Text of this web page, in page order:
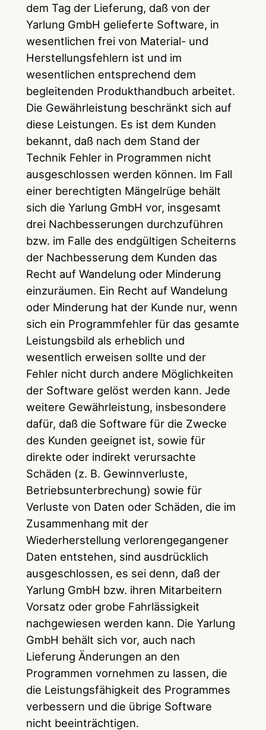
dem Tag der Lieferung, daß von der
Yarlung GmbH gelieferte Software, in
wesentlichen frei von Material- und
Herstellungsfehlern ist und im
wesentlichen entsprechend dem
begleitenden Produkthandbuch arbeitet.
Die Gewährleistung beschränkt sich auf
diese Leistungen. Es ist dem Kunden
bekannt, daß nach dem Stand der
Technik Fehler in Programmen nicht
ausgeschlossen werden können. Im Fall
einer berechtigten Mängelrüge behält
sich die Yarlung GmbH vor, insgesamt
drei Nachbesserungen durchzuführen
bzw. im Falle des endgültigen Scheiterns
der Nachbesserung dem Kunden das
Recht auf Wandelung oder Minderung
einzuräumen. Ein Recht auf Wandelung
oder Minderung hat der Kunde nur, wenn
sich ein Programmfehler für das gesamte
Leistungsbild als erheblich und
wesentlich erweisen sollte und der
Fehler nicht durch andere Möglichkeiten
der Software gelöst werden kann. Jede
weitere Gewährleistung, insbesondere
dafür, daß die Software für die Zwecke
des Kunden geeignet ist, sowie für
direkte oder indirekt verursachte
Schäden (z. B. Gewinnverluste,
Betriebsunterbrechung) sowie für
Verluste von Daten oder Schäden, die im
Zusammenhang mit der
Wiederherstellung verlorengegangener
Daten entstehen, sind ausdrücklich
ausgeschlossen, es sei denn, daß der
Yarlung GmbH bzw. ihren Mitarbeitern
Vorsatz oder grobe Fahrlässigkeit
nachgewiesen werden kann. Die Yarlung
GmbH behält sich vor, auch nach
Lieferung Änderungen an den
Programmen vornehmen zu lassen, die
die Leistungsfähigkeit des Programmes
verbessern und die übrige Software
nicht beeinträchtigen.